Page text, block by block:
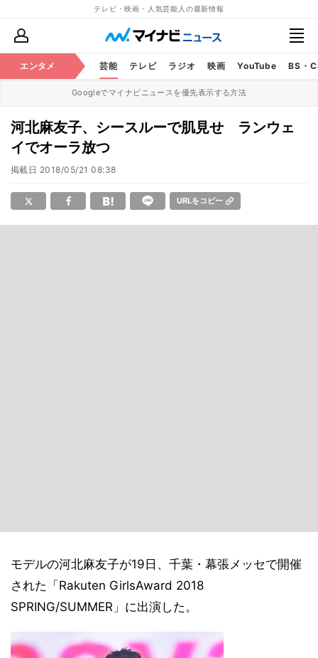
テレビ・映画・人気芸能人の最新情報
エンタメ 芸能 テレビ ラジオ 映画 YouTube BS・
Googleでマイナビニュースを優先表示する方法
河北麻友子、シースルーで肌見せ ランウェ
イでオーラ放つ
掲載日 2018/05/21 08:38
URLをコピー
モデルの河北麻友子が19日、千葉・幕張メッセで開催
された「Rakuten GirlsAward 2018
SPRING/SUMMER」に出演した。